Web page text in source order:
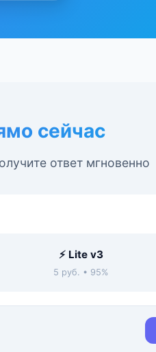
сейчас
ответ мгновенно
⚡ Lite v3
5 руб. • 95%